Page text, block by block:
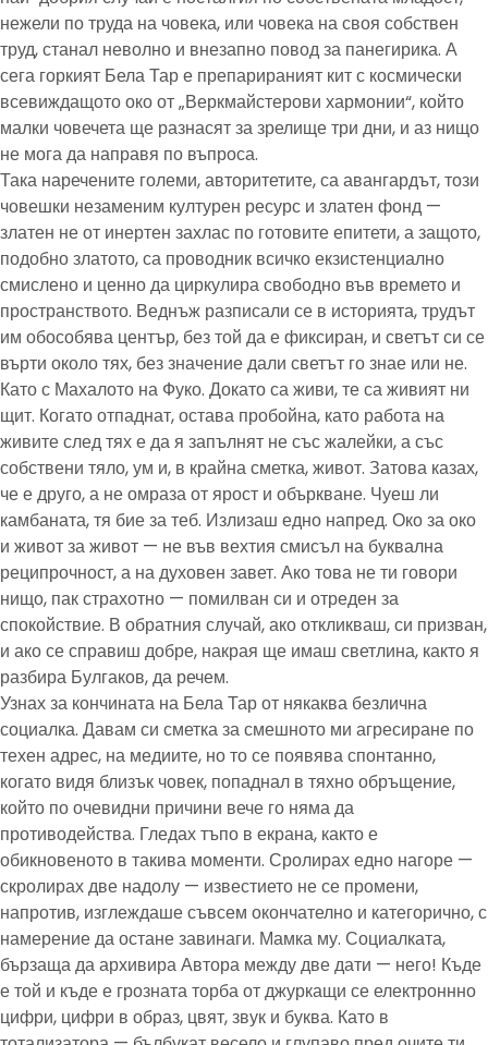
нежели по труда на човека, или човека на своя собствен
труд, станал неволно и внезапно повод за панегирика. А
сега горкият Бела Тар е препарираният кит с космически
всевиждащото око от „Веркмайстерови хармонии“, който
малки човечета ще разнасят за зрелище три дни, и аз нищо
не мога да направя по въпроса.
Така наречените големи, авторитетите, са авангардът, този
човешки незаменим културен ресурс и златен фонд —
златен не от инертен захлас по готовите епитети, а защото,
подобно златото, са проводник всичко екзистенциално
смислено и ценно да циркулира свободно във времето и
пространството. Веднъж разписали се в историята, трудът
им обособява център, без той да е фиксиран, и светът си се
върти около тях, без значение дали светът го знае или не.
Като с Махалото на Фуко. Докато са живи, те са живият ни
щит. Когато отпаднат, остава пробойна, като работа на
живите след тях е да я запълнят не със жалейки, а със
собствени тяло, ум и, в крайна сметка, живот. Затова казах,
че е друго, а не омраза от ярост и объркване. Чуеш ли
камбаната, тя бие за теб. Излизаш едно напред. Око за око
и живот за живот — не във вехтия смисъл на буквална
реципрочност, а на духовен завет. Ако това не ти говори
нищо, пак страхотно — помилван си и отреден за
спокойствие. В обратния случай, ако откликваш, си призван,
и ако се справиш добре, накрая ще имаш светлина, както я
разбира Булгаков, да речем.
Узнах за кончината на Бела Тар от някаква безлична
социалка. Давам си сметка за смешното ми агресиране по
техен адрес, на медиите, но то се появява спонтанно,
когато видя близък човек, попаднал в тяхно обръщение,
който по очевидни причини вече го няма да
противодейства. Гледах тъпо в екрана, както е
обикновеното в такива моменти. Сролирах едно нагоре —
скролирах две надолу — известието не се промени,
напротив, изглеждаше съвсем окончателно и категорично, с
намерение да остане завинаги. Мамка му. Социалката,
бързаща да архивира Автора между две дати — него! Къде
е той и къде е грозната торба от джуркащи се електроннно
цифри, цифри в образ, цвят, звук и буква. Като в